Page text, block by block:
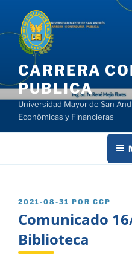
contenido
CARRERA
PUBLICA
Universidad Mayor de San
Económicas y Financieras
PUBLICADO
2021-08-31 POR CCP
Comunicado
Biblioteca